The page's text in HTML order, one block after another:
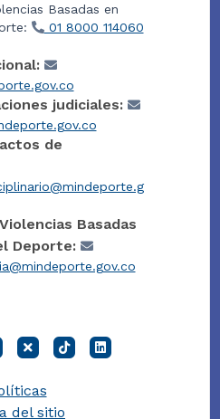
Basadas en
01 8000 114060
judiciales:
de
Basadas
Deporte:
del sitio